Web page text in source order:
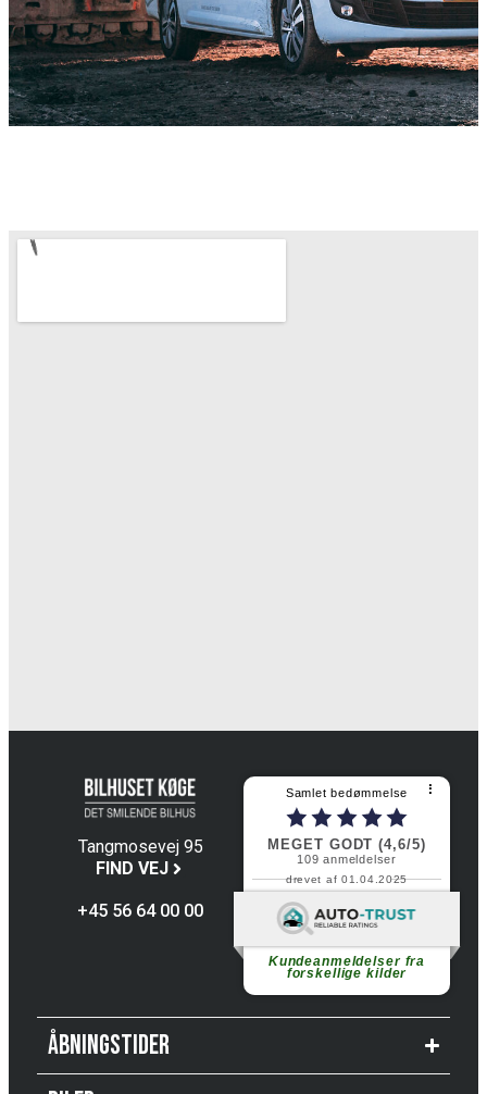
Tangmosevej 95
4600 Køge
FIND VEJ
+45 56 64 00 00
Samlet bedømmelse ⠇
MEGET GODT (4,6/5)
109anmeldelser
drevet af 01.04.2025
Kundeanmeldelser fra
forskellige kilder
Fortsæt med at læse
Åbningstider